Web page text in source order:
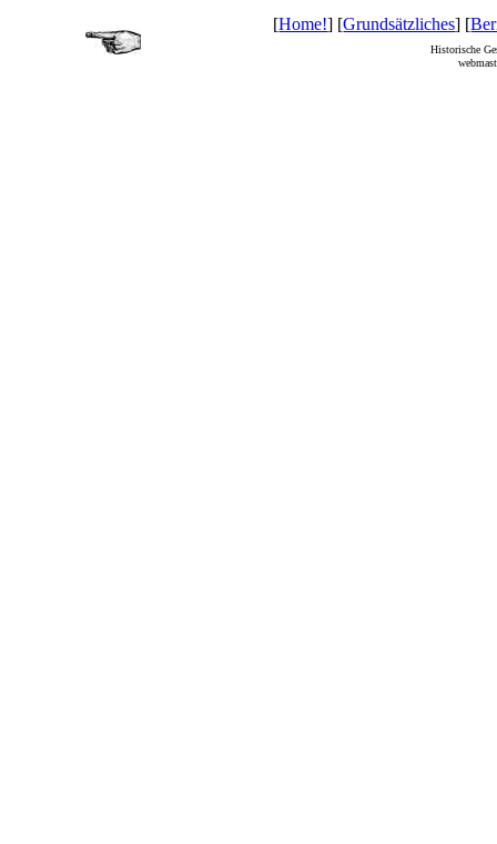
[Home!] [Grundsätzliches] [
Historische